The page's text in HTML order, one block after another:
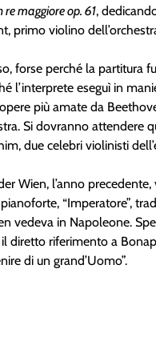
re maggiore op. 61,
primo violino
forse perché la partitura
l’interprete eseguì in
più amate da
Si dovranno attendere
due celebri violinisti
Wien, l’anno
“Imperatore”,
vedeva in Napoleone.
diretto riferimento a
di un grand’Uomo”.